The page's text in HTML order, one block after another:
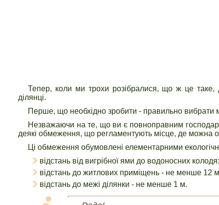
Тепер, коли ми трохи розібралися, що ж це таке,
ділянці.
Перше, що необхідно зробити - правильно вибрати
Незважаючи на те, що ви є повноправним
деякі обмеження, що регламентують місце, де можна
Ці обмеження обумовлені елементарними
відстань від вигрібної ями до водоносних
відстань до житлових приміщень - не менше 12
відстань до межі ділянки - не менше 1 м.